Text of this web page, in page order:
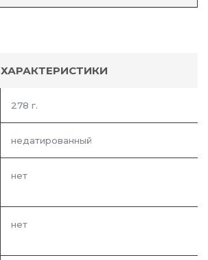
ХАРАКТЕРИСТИКИ
278 г.
недатированный
нет
нет